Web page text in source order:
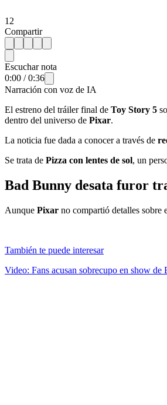
12
Compartir
Escuchar nota
0:00 /0:36
Narración con voz de IA
El estreno del tráiler final de Toy Story 5
dentro del universo de Pixar.
La noticia fue dada a conocer a través de
Se trata de Pizza con lentes de sol, un
Bad Bunny desata furor
Aunque Pixar no compartió detalles sobre
También te puede interesar
Video: Fans acusan sobrecupo en show de